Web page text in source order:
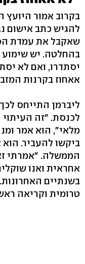
בקרוב אמור
להגיש כתב אישום
שאקבל את עמדת
בהחלטה. יש שימוע
יסתדרו, ואם לא
אאחוז בקרנות
ליברמן התייחס
לכנסת. "זה
מלאי", הוא אמר
ביקשו להעביר. הוא
הממשלה. "אמרתי
אחראית ואנו
בשנתיים
טרומית וקריאה